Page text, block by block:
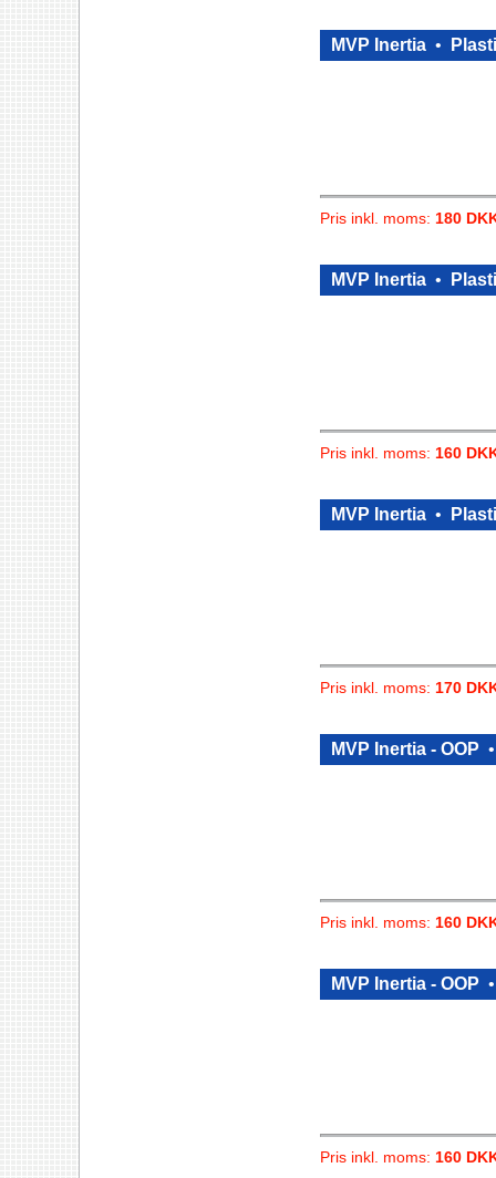
MVP Inertia •
Pris inkl. moms: 180
MVP Inertia •
Pris inkl. moms: 160
MVP Inertia •
Pris inkl. moms: 170
MVP Inertia - OOP
Pris inkl. moms: 160
MVP Inertia - OOP
Pris inkl. moms: 160